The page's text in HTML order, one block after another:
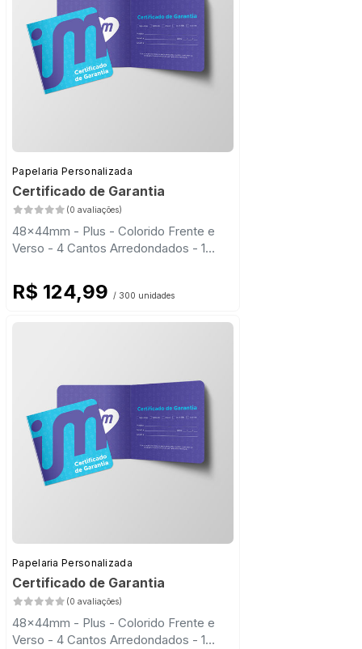
Papelaria Personalizada
Certificado de Garantia
(0 avaliações)
48x44mm - Plus - Colorido Frente e
Verso - 4 Cantos Arredondados - 1
R$ 124,99 / 300 unidades
Papelaria Personalizada
Certificado de Garantia
(0 avaliações)
48x44mm - Plus - Colorido Frente e
Verso - 4 Cantos Arredondados - 1